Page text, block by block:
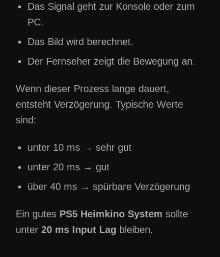
Das Signal geht zur Konsole oder zum
PC.
Das Bild wird berechnet.
Der Fernseher zeigt die Bewegung an.
Wenn dieser Prozess lange dauert,
entsteht Verzögerung. Typische Werte
sind:
unter 10 ms → sehr gut
unter 20 ms → gut
über 40 ms → spürbare Verzögerung
Ein gutes PS5 Heimkino System sollte
unter 20 ms Input Lag bleiben.